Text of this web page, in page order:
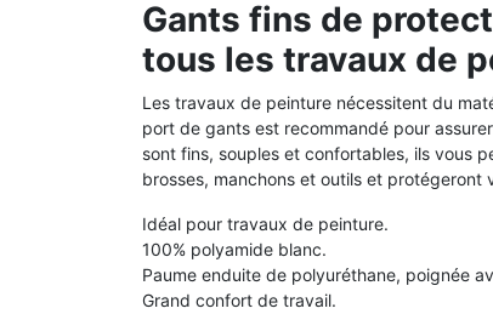
Gants fins de
tous les travaux de
Les travaux de peinture nécessitent du
port de gants est recommandé pour
sont fins, souples et confortables, ils vous
brosses, manchons et outils et protégeront
Idéal pour travaux de peinture.
100% polyamide blanc.
Paume enduite de polyuréthane, poignée
Grand confort de travail.